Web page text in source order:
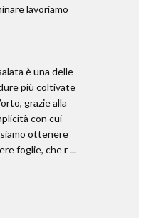
lavoriamo
è una delle
più coltivate
grazie alla
con cui
ottenere
foglie, che r ...